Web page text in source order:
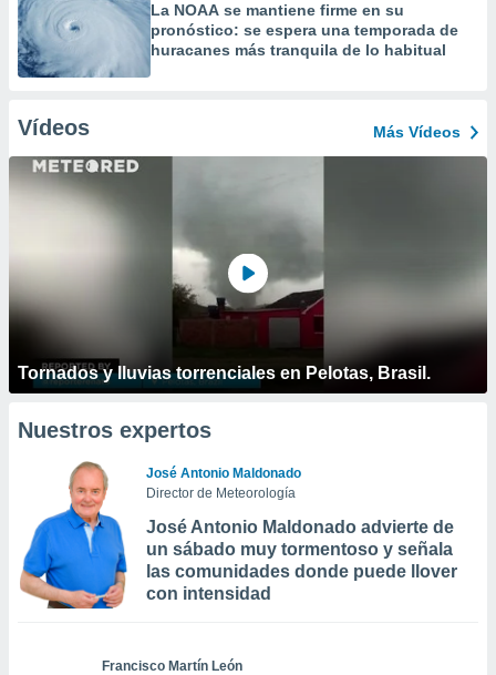
La NOAA se mantiene firme en su
pronóstico: se espera una temporada de
huracanes más tranquila de lo habitual
Vídeos Más Vídeos
Tornados y lluvias torrenciales en Pelotas, Brasil.
Nuestros expertos
José Antonio Maldonado
Director de Meteorología
José Antonio Maldonado advierte de
un sábado muy tormentoso y señala
las comunidades donde puede llover
con intensidad
Francisco Martín León